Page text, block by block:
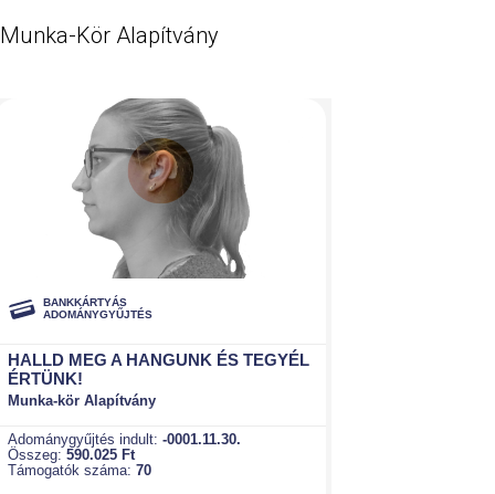
Munka-Kör Alapítvány